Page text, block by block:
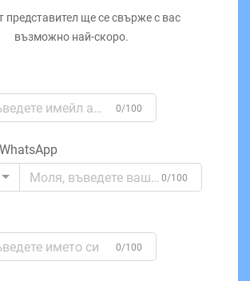
представител ще се свърже с вас
възможно най-скоро.
0/100
0/100
0/100